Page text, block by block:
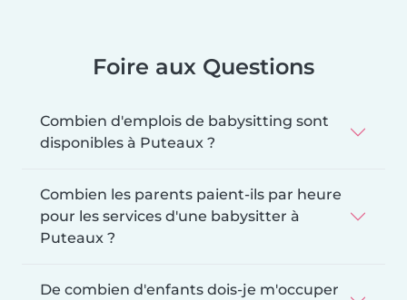
Foire aux Questions
Combien d'emplois de babysitting sont
disponibles à Puteaux ?
Combien les parents paient-ils par heure
pour les services d'une babysitter à
Puteaux ?
De combien d'enfants dois-je m'occuper